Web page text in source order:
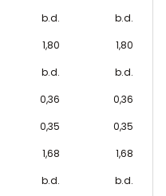
b.d.
b.d.
1,80
1,80
b.d.
b.d.
0,36
0,36
0,35
0,35
1,68
1,68
b.d. b.d.